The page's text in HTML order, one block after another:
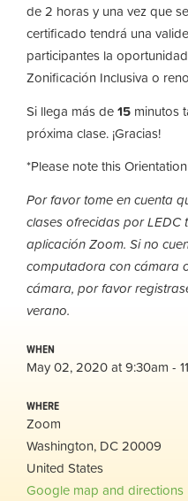
de 2 horas y una vez que
certificado tendrá una
participantes la
Zonificación Inclusiva o
Si llega más de15 minutos
próxima clase. ¡Gracias!
*Please note this
Por favor tome en cuenta
clases ofrecidas por
aplicación Zoom. Si no
computadora con cámara
cámara, por favor
verano.
WHEN
May 02, 2020 at 9:30am -
WHERE
Zoom
Washington, DC 20009
United States
Google map and directions